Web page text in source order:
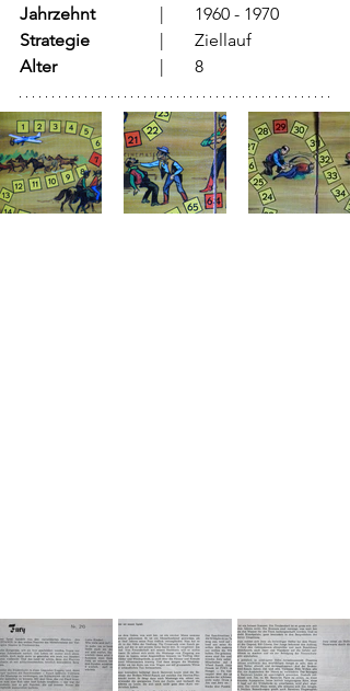
Jahrzehnt
		  |	1960 - 1970
Strategie
Alter
			  |	8